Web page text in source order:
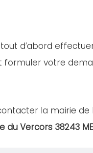
tout d’abord
formuler votre
la mairie de
du Vercors 38243